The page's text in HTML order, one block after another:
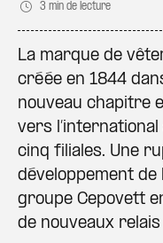
3 min de lecture
La marque de
créée en 1844
nouveau chapitre
vers
cinq filiales. Une
développement
groupe Cepovett
de nouveaux